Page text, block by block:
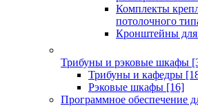
Комплекты
потолочного
Кронштейны
Трибуны и рэковые шкафы
Трибуны и кафедры
Рэковые шкафы [16]
Программное обеспечение